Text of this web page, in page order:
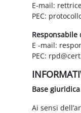
E-mail:
PEC:
E -mail:
PEC:
Base
Ai sensi